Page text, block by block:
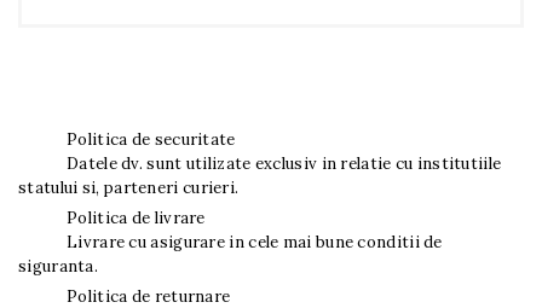
Politica de securitate
Datele dv. sunt utilizate exclusiv in relatie cu institutiile
statului si, parteneri curieri.
Politica de livrare
Livrare cu asigurare in cele mai bune conditii de
siguranta.
Politica de returnare